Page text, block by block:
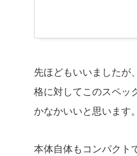
先ほどもいいましたが
格に対してこのスペッ
かなかいいと思います。
本体自体もコンパクト